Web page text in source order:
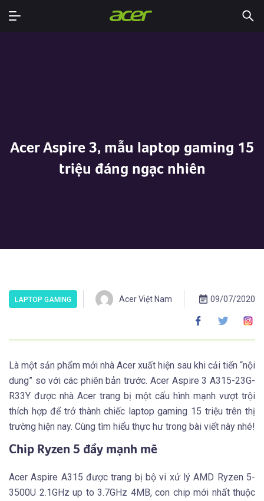
Acer Aspire 3, mẫu laptop gaming 15
triệu đáng ngạc nhiên
LAPTOP GAMING Acer Việt Nam 09/07/2020
Là một sản phẩm mới nhà Acer xuất hiện sau khi cải tiến “nội
dung” so với các phiên bản trước. Acer Aspire 3 A315-23G-
R33Y được nhà Acer trang bị một cấu hình mạnh vượt trội
thích hợp để trở thành chiếc laptop gaming 15 triệu trên thị
trường hiện nay. Cùng tìm hiểu thực hư trong bài viết này nhé!
Chip Ryzen 5 đầy mạnh mẽ
Acer Aspire A315 được trang bị bộ vi xử lý AMD Ryzen 5-
3500U 2.1GHz up to 3.7GHz 4MB, con chip mới nhất thuộc